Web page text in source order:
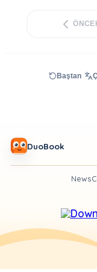
Baştan
DuoBook
News